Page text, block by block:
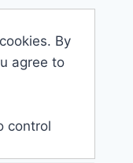
By
agree to
control